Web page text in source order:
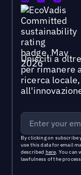
Unisciti a
per rimanere
ricerca
By clicking on subscribe
use this data for email
described here. You can
lawfulness of the